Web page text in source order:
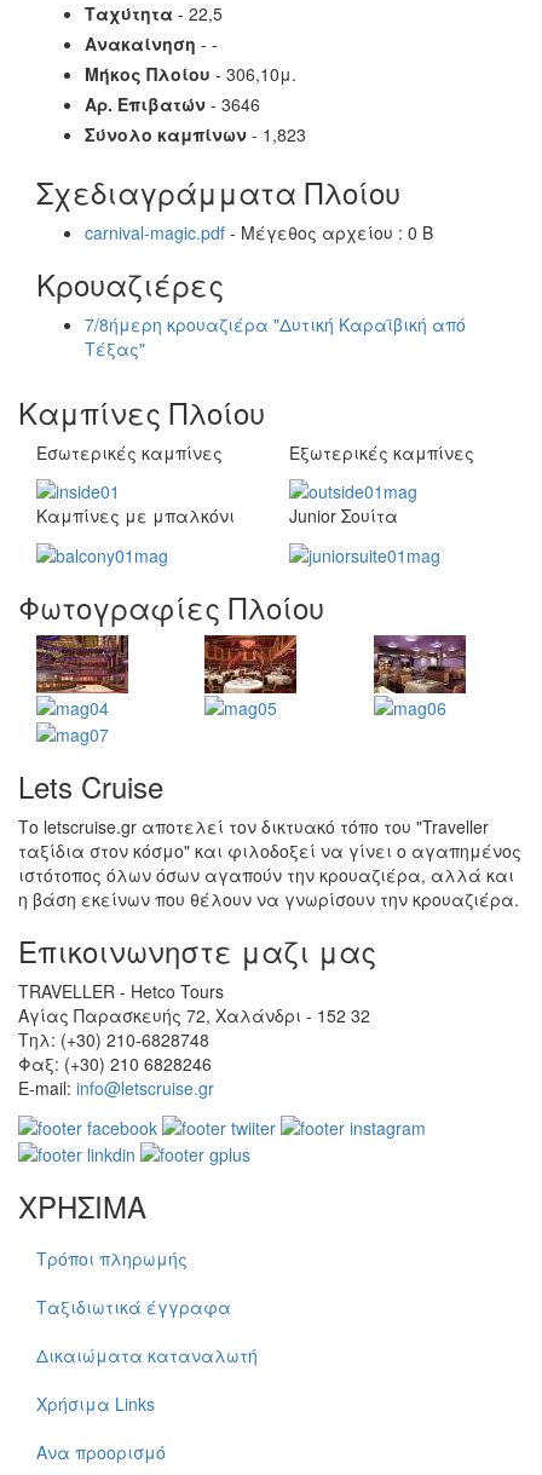
Ταχύτητα - 22,5
Ανακαίνηση - -
Μήκος Πλοίου - 306,10μ.
Αρ. Επιβατών - 3646
Σύνολο καμπίνων - 1,823
Σχεδιαγράμματα Πλοίου
carnival-magic.pdf - Μέγεθος αρχείου : 0 B
Κρουαζιέρες
7/8ήμερη κρουαζιέρα "Δυτική Καραϊβική από
Τέξας"
Καμπίνες Πλοίου
Εσωτερικές καμπίνες Εξωτερικές καμπίνες
Καμπίνες με μπαλκόνι Junior Σουίτα
Φωτογραφίες Πλοίου
Lets Cruise
Το letscruise.gr αποτελεί τον δικτυακό τόπο του "Traveller
ταξίδια στον κόσμο" και φιλοδοξεί να γίνει ο αγαπημένος
ιστότοπος όλων όσων αγαπούν την κρουαζιέρα, αλλά και
η βάση εκείνων που θέλουν να γνωρίσουν την κρουαζιέρα.
Επικοινωνηστε μαζι μας
TRAVELLER - Hetco Tours
Αγίας Παρασκευής 72, Χαλάνδρι - 152 32
Τηλ: (+30) 210-6828748
Φαξ: (+30) 210 6828246
E-mail: info@letscruise.gr
ΧΡΗΣΙΜΑ
Τρόποι πληρωμής
Ταξιδιωτικά έγγραφα
Δικαιώματα καταναλωτή
Χρήσιμα Links
Ανα προορισμό